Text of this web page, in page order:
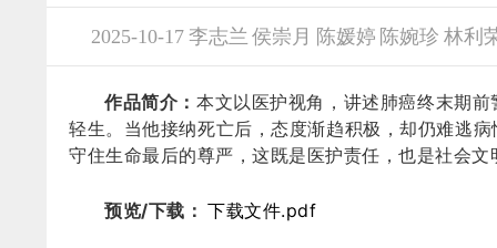
2025-10-17 李志兰 侯崇月 陈媛婷 陈婉珍 林利
作品简介： 本文以医护视角，讲述肺癌终末期
轻生。当他接纳死亡后，态度渐趋积极，却仍难逃
守住生命最后的尊严，这既是医护责任，也是社会文
预览/下载： 下载文件.pdf